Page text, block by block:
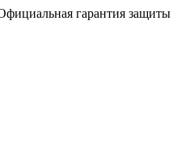
гарантия защиты